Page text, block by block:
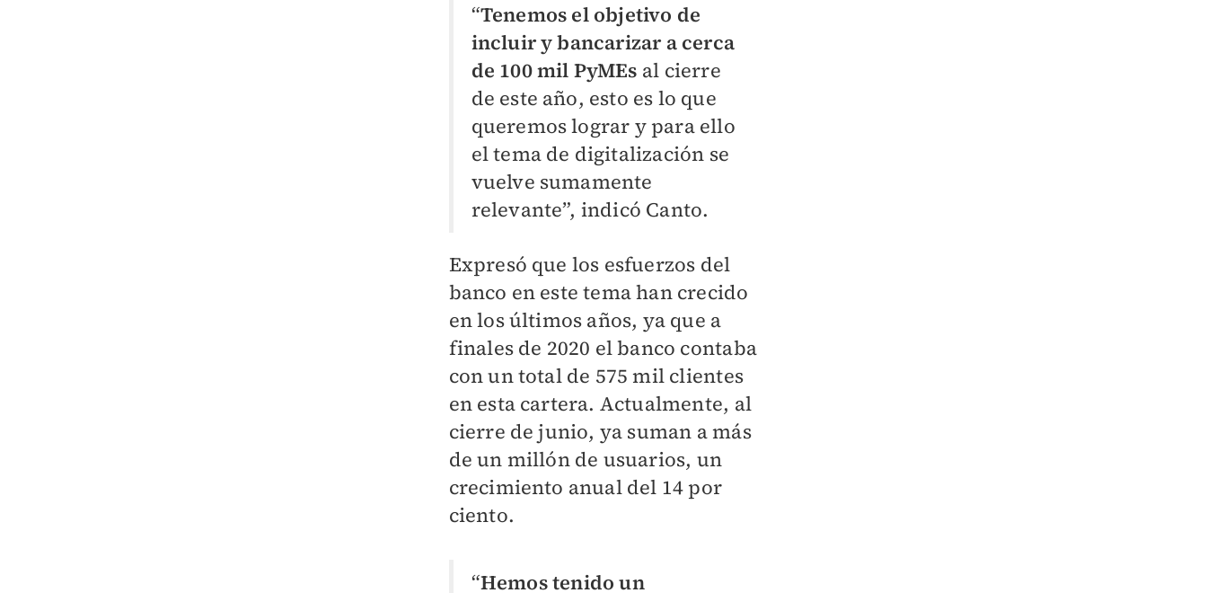
“Tenemos el objetivo de
incluir y bancarizar a cerca
de 100 mil PyMEs al cierre
de este año, esto es lo que
queremos lograr y para ello
el tema de digitalización se
vuelve sumamente
relevante”, indicó Canto.
Expresó que los esfuerzos del
banco en este tema han crecido
en los últimos años, ya que a
finales de 2020 el banco contaba
con un total de 575 mil clientes
en esta cartera. Actualmente, al
cierre de junio, ya suman a más
de un millón de usuarios, un
crecimiento anual del 14 por
ciento.
“Hemos tenido un